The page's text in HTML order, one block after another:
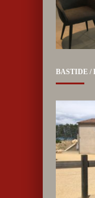
BASTIDE /